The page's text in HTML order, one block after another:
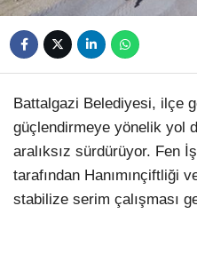
Battalgazi Belediyesi, ilçe
güçlendirmeye yönelik yol
aralıksız sürdürüyor. Fen
tarafından Hanımınçiftliği
stabilize serim çalışması